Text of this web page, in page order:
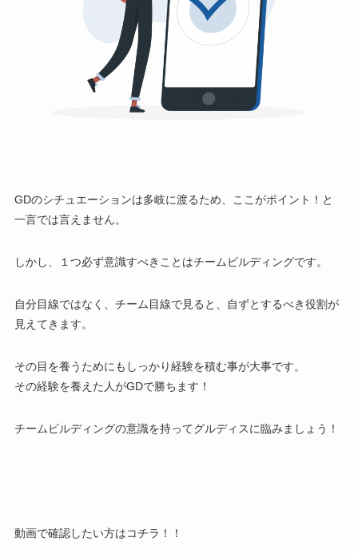
GDのシチュエーションは多岐に渡るため、ここがポイント！と
一言では言えません。
しかし、１つ必ず意識すべきことはチームビルディングです。
自分目線ではなく、チーム目線で見ると、自ずとするべき役割が
見えてきます。
その目を養うためにもしっかり経験を積む事が大事です。
その経験を養えた人がGDで勝ちます！
チームビルディングの意識を持ってグルディスに臨みましょう！
動画で確認したい方はコチラ！！